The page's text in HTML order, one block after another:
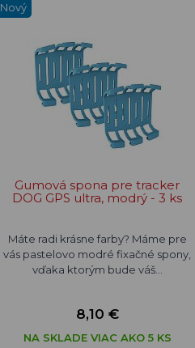
Nový
Gumová spona pre tracker
DOG GPS ultra, modrý - 3 ks
Máte radi krásne farby? Máme pre
vás pastelovo modré fixačné spony,
vďaka ktorým bude váš…
8,10 €
NA SKLADE VIAC AKO 5 KS